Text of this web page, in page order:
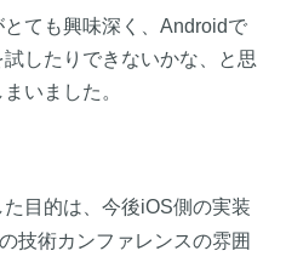
ても興味深く、Androidで
したりできないかな、と思
いました。
目的は、今後iOS側の実装
技術カンファレンスの雰囲